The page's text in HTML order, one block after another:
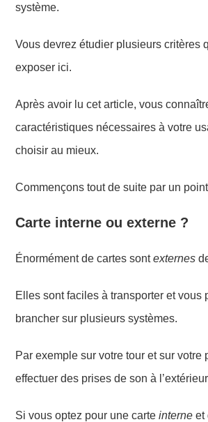
système.
Vous devrez étudier plusieurs critères
exposer ici.
Après avoir lu cet article, vous
caractéristiques nécessaires à votre
choisir au mieux.
Commençons tout de suite par un
Carte interne ou externe ?
Énormément de cartes sontexternes
Elles sont faciles à transporter et vous
brancher sur plusieurs systèmes.
Par exemple sur votre tour et sur votre
effectuer des prises de son à
Si vous optez pour une carteinterne et